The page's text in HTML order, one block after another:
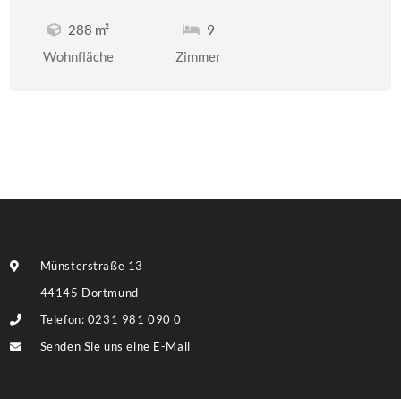
288 m²
Wohnfläche
9
Zimmer
Münsterstraße 13
44145 Dortmund
Telefon: 0231 981 090 0
Senden Sie uns eine E-Mail